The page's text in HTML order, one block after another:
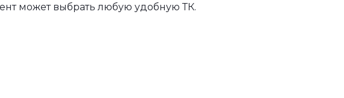
может выбрать любую удобную ТК.